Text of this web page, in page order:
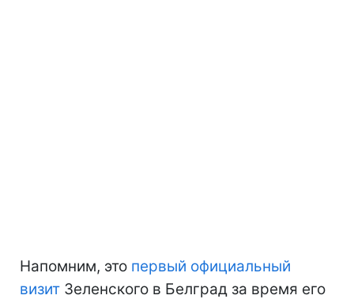
Напомним, это первый официальный
визит Зеленского в Белград за время его